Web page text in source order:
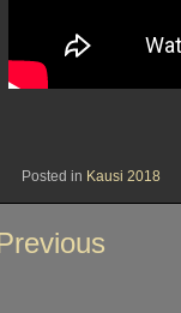
Posted in Kausi 2018